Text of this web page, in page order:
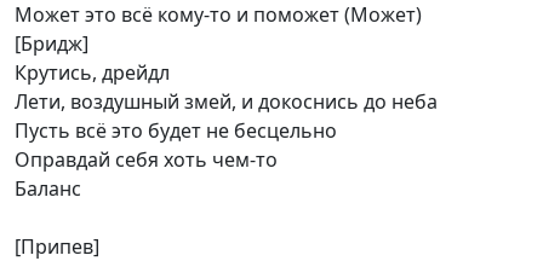
Может это всё кому-то и поможет (Может)
[Бридж]
Крутись, дрейдл
Лети, воздушный змей, и докоснись до неба
Пусть всё это будет не бесцельно
Оправдай себя хоть чем-то
Баланс
[Припев]